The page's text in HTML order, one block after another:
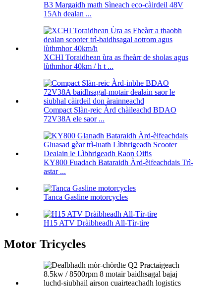
B3 Margaidh math Sìneach eco-càirdeil 48V
15Ah dealan ...
XCHI Toraidhean ùra as fheàrr de sholas agus
lùthmhor 40km / h t ...
Compact Slàn-reic Àrd chàileachd BDAO
72V38A ele saor ...
KY800 Fuadach Bataraidh Àrd-èifeachdais Trì-
astar ...
Tanca Gasline motorcycles
H15 ATV Dràibheadh ​​​​All-Tìr-tìre
Motor Tricycles